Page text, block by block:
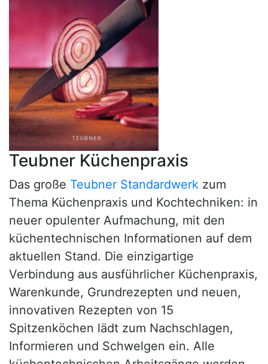
Teubner Küchenpraxis
Das große Teubner Standardwerk zum
Thema Küchenpraxis und Kochtechniken: in
neuer opulenter Aufmachung, mit den
küchentechnischen Informationen auf dem
aktuellen Stand. Die einzigartige
Verbindung aus ausführlicher Küchenpraxis,
Warenkunde, Grundrezepten und neuen,
innovativen Rezepten von 15
Spitzenköchen lädt zum Nachschlagen,
Informieren und Schwelgen ein. Alle